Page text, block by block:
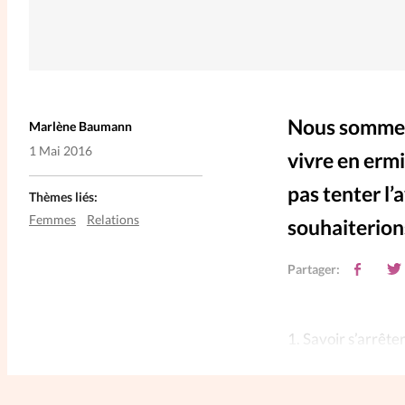
Nous
vivre en
pas tenter
Marlène Baumann
1 Mai 2016
Partager:
1. Savoir
Thèmes liés:
Femmes
Relations